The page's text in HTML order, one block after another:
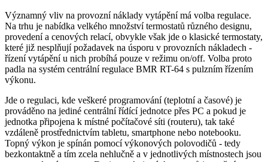
Významný vliv na provozní náklady vytápění má volba regulace.
Na trhu je nabídka velkého množství termostatů různého designu,
provedení a cenových relací, obvykle však jde o klasické termostaty,
které již nesplňují požadavek na úsporu v provozních nákladech -
řízení vytápění u nich probíhá pouze v režimu on/off. Volba proto
padla na systém centrální regulace BMR RT-64 s pulzním řízením
výkonu.
Jde o regulaci, kde veškeré programování (teplotní a časové) je
prováděno na jediné centrální řídící jednotce přes PC a pokud je
jednotka připojena k místné počítačové síti (routeru), tak také
vzdáleně prostřednictvím tabletu, smartphone nebo notebooku.
Topný výkon je spínán pomocí výkonových polovodičů - tedy
bezkontaktně a tím zcela nehlučně a v jednotlivých místnostech jsou